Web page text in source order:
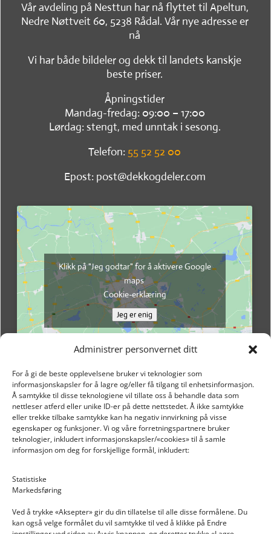
Administrer personvernet ditt
For å gi de beste opplevelsene bruker vi teknologier som
informasjonskapsler for å lagre og/eller få tilgang til enhetsinformasjon.
Å samtykke til disse teknologiene vil tillate oss å behandle data som
nettleser atferd eller unike ID-er på dette nettstedet. Å ikke samtykke
eller trekke tilbake samtykke kan ha negativ innvirkning på visse
egenskaper og funksjoner. Vi og våre forretningspartnere bruker
teknologier, inkludert informasjonskapsler/«cookies» til å samle
informasjon om deg for forskjellige formål, inkludert:
Statistiske
Markedsføring
Ved å trykke «Aksepter» gir du din tillatelse til alle disse formålene. Du
kan også velge formålet du vil samtykke til ved å klikke på Endre
Vår avdeling på Nesttun har nå flyttet til Apeltun,
Nedre Nøttveit 60, 5238 Rådal. Vår nye adresse er
nå
Vi har både bildeler og dekk til landets kanskje
beste priser.
Åpningstider
Mandag-fredag: 09:00 – 17:00
Lørdag: stengt, med unntak i sesong.
Telefon: 55 52 52 00
Epost: post@dekkogdeler.com
Klikk på "Jeg godtar" for å aktivere Google
maps
Cookie-erklæring
Jeg er enig